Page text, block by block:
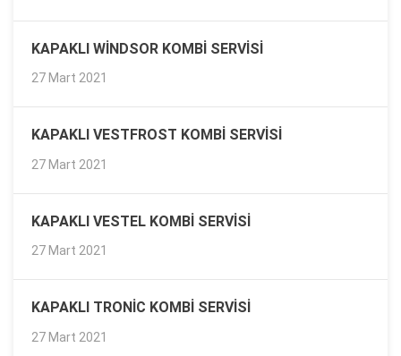
KAPAKLI WINDSOR KOMBI SERVISI
27 Mart 2021
KAPAKLI VESTFROST KOMBI SERVISI
27 Mart 2021
KAPAKLI VESTEL KOMBI SERVISI
27 Mart 2021
KAPAKLI TRONIC KOMBI SERVISI
27 Mart 2021